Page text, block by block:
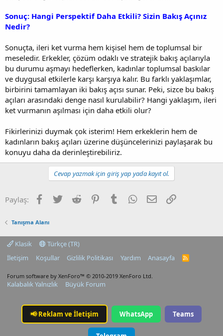
Sonuç: Hangi Perspektif Daha Etkili? Sizin Bakış Açınız
Nedir?
Sonuçta, ileri ket vurma hem kişisel hem de toplumsal bir
meseledir. Erkekler, çözüm odaklı ve stratejik bakış açılarıyla
bu durumu aşmayı hedeflerken, kadınlar toplumsal baskılar
ve duygusal etkilerle karşı karşıya kalır. Bu farklı yaklaşımlar,
birbirini tamamlayan iki bakış açısı sunar. Peki, sizce bu bakış
açıları arasındaki denge nasıl kurulabilir? Hangi yaklaşım, ileri
ket vurmanın aşılması için daha etkili olur?
Fikirlerinizi duymak çok isterim! Hem erkeklerin hem de
kadınların bakış açıları üzerine düşüncelerinizi paylaşarak bu
konuyu daha da derinleştirebiliriz.
Cevap yazmak için giriş yap yada kayıt ol.
Paylaş: Facebook
TwitterReddit PinterestTumblrWhatsApp
E-postaLink
Tanışma Alanı
Klasik
Türkçe (TR)
İletişim
Koşullar Gizlilik Politikası Yardım Anasayfa
R
Forum software by XenForo™ © 2010-2019 XenForo Ltd.
Kalabalık Yalnızlık Büyük Forum
📢Reklam ve İletişim WhatsApp Teams